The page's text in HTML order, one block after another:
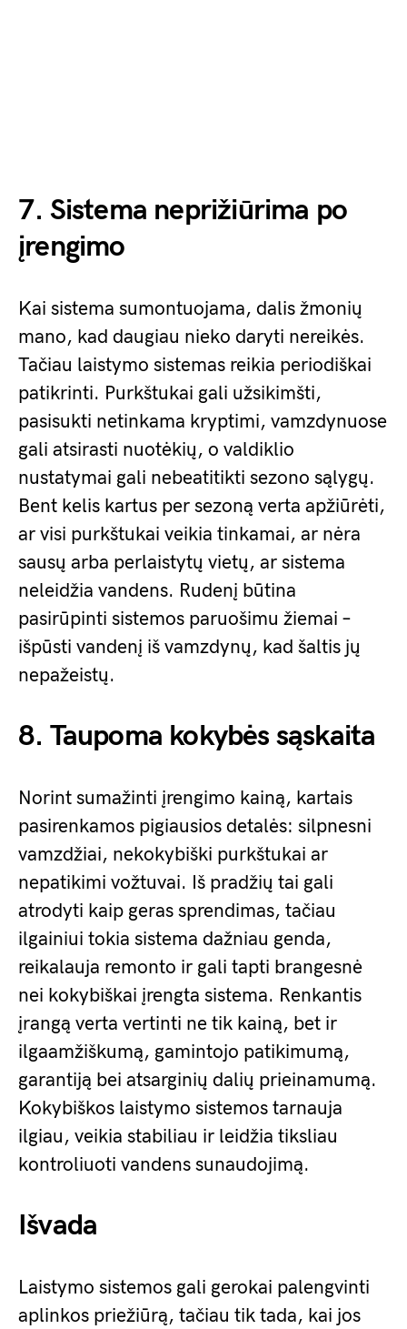
7. Sistema neprižiūrima po
įrengimo
Kai sistema sumontuojama, dalis žmonių
mano, kad daugiau nieko daryti nereikės.
Tačiau laistymo sistemas reikia periodiškai
patikrinti. Purkštukai gali užsikimšti,
pasisukti netinkama kryptimi, vamzdynuose
gali atsirasti nuotėkių, o valdiklio
nustatymai gali nebeatitikti sezono sąlygų.
Bent kelis kartus per sezoną verta apžiūrėti,
ar visi purkštukai veikia tinkamai, ar nėra
sausų arba perlaistytų vietų, ar sistema
neleidžia vandens. Rudenį būtina
pasirūpinti sistemos paruošimu žiemai –
išpūsti vandenį iš vamzdynų, kad šaltis jų
nepažeistų.
8. Taupoma kokybės sąskaita
Norint sumažinti įrengimo kainą, kartais
pasirenkamos pigiausios detalės: silpnesni
vamzdžiai, nekokybiški purkštukai ar
nepatikimi vožtuvai. Iš pradžių tai gali
atrodyti kaip geras sprendimas, tačiau
ilgainiui tokia sistema dažniau genda,
reikalauja remonto ir gali tapti brangesnė
nei kokybiškai įrengta sistema. Renkantis
įrangą verta vertinti ne tik kainą, bet ir
ilgaamžiškumą, gamintojo patikimumą,
garantiją bei atsarginių dalių prieinamumą.
Kokybiškos laistymo sistemos tarnauja
ilgiau, veikia stabiliau ir leidžia tiksliau
kontroliuoti vandens sunaudojimą.
Išvada
Laistymo sistemos gali gerokai palengvinti
aplinkos priežiūrą, tačiau tik tada, kai jos